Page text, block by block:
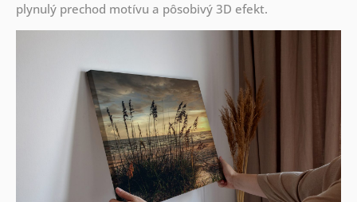
plynulý prechod motívu a pôsobivý 3D efekt.